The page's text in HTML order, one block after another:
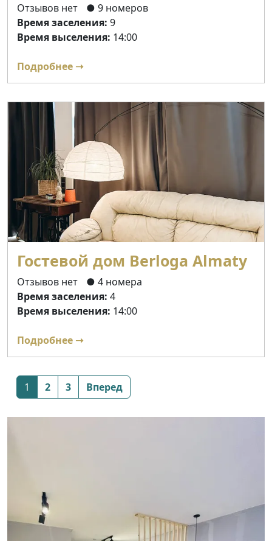
Отзывов нет
● 9 номеров
Время заселения: 9
Время выселения: 14:00
Подробнее ➝
Гостевой дом Berloga Almaty
Отзывов нет
● 4 номера
Время заселения: 4
Время выселения: 14:00
Подробнее ➝
Posts
navigation
1 2 3 Вперед